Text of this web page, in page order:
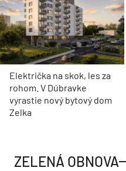
Električka na skok, les za
rohom. V Dúbravke
vyrastie nový bytový dom
Zelka
ZELENÁ OBNOVA